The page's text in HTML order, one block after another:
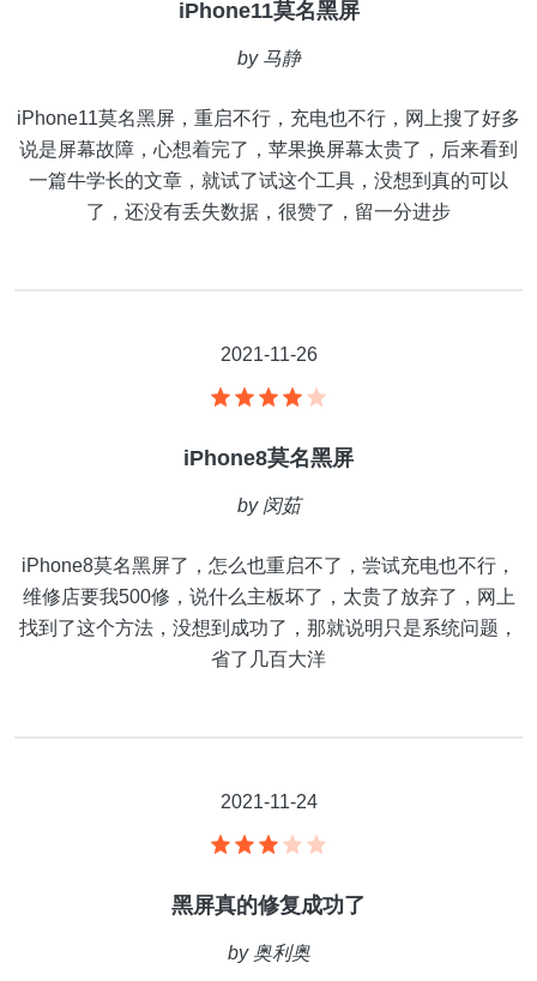
iPhone11莫名黑屏
by 马静
iPhone11莫名黑屏，重启不行，充电也不行，网上搜了好多
说是屏幕故障，心想着完了，苹果换屏幕太贵了，后来看到
一篇牛学长的文章，就试了试这个工具，没想到真的可以
了，还没有丢失数据，很赞了，留一分进步
2021-11-26
iPhone8莫名黑屏
by 闵茹
iPhone8莫名黑屏了，怎么也重启不了，尝试充电也不行，
维修店要我500修，说什么主板坏了，太贵了放弃了，网上
找到了这个方法，没想到成功了，那就说明只是系统问题，
省了几百大洋
2021-11-24
黑屏真的修复成功了
by 奥利奥